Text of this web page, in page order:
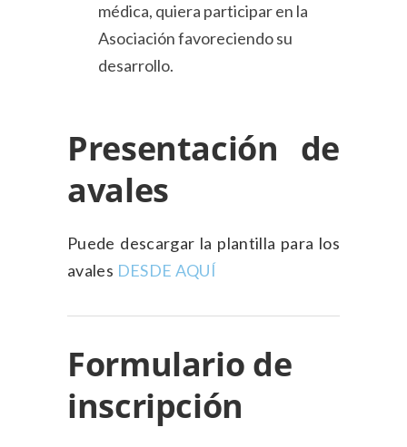
médica, quiera participar en la
Asociación favoreciendo su
desarrollo.
Presentación de
avales
Puede descargar la plantilla para los
avales DESDE AQUÍ
Formulario de
inscripción